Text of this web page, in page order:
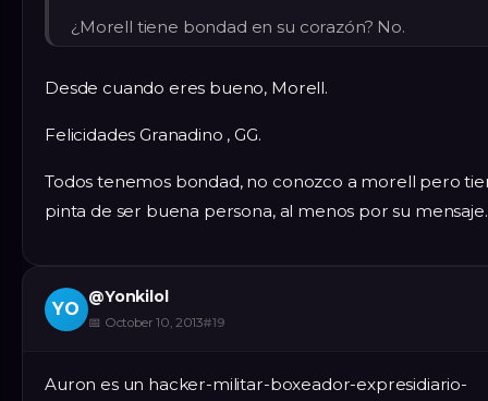
¿Morell tiene bondad en su corazón? No.
Desde cuando eres bueno, Morell.
Felicidades Granadino , GG.
Todos tenemos bondad, no conozco a morell pero
pinta de ser buena persona, al menos por su
YO
@Yonkilol
📅 October 10, 2013#19
Auron es un hacker-militar-boxeador-expresidiario-